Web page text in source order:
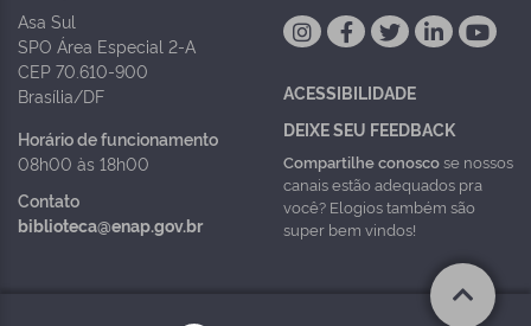
Asa Sul
SPO Área Especial 2-A
CEP 70.610-900
Brasília/DF
Horário de funcionamento
08h00 às 18h00
Contato
biblioteca@enap.gov.br
ACESSIBILIDADE
DEIXE SEU FEEDBACK
Compartilhe conoscose nossos
canais estão adequados pra
você? Elogios também são
super bem vindos!